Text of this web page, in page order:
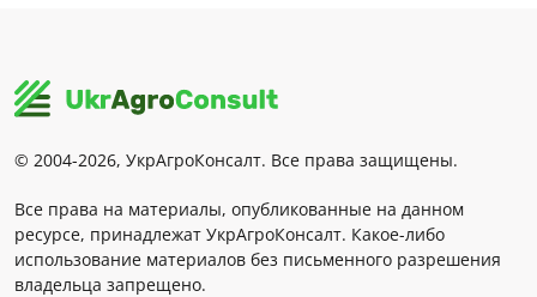
© 2004-2026, УкрАгроКонсалт. Все права защищены.
Все права на материалы, опубликованные на данном
ресурсе, принадлежат УкрАгроКонсалт. Какое-либо
использование материалов без письменного разрешения
владельца запрещено.